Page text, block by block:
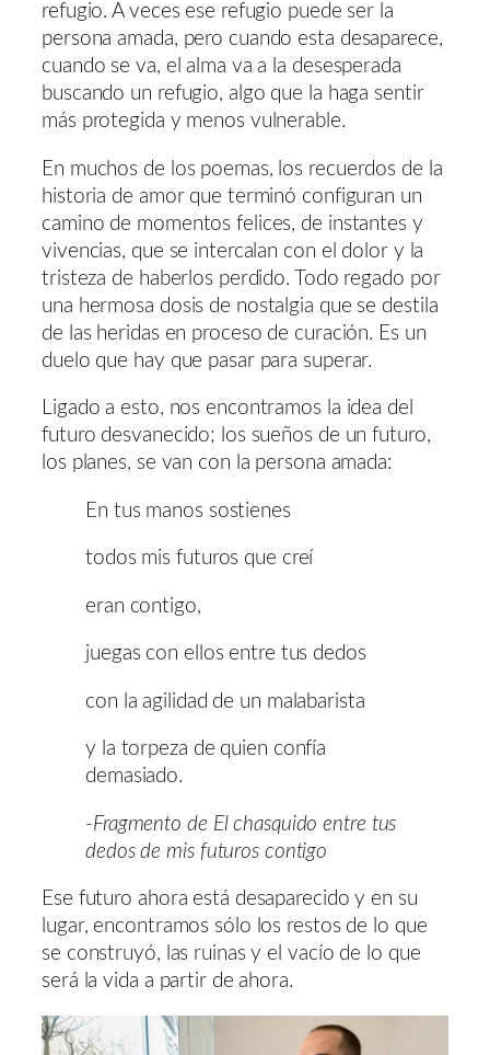
refugio. A veces ese refugio puede ser la
persona amada, pero cuando esta desaparece,
cuando se va, el alma va a la desesperada
buscando un refugio, algo que la haga sentir
más protegida y menos vulnerable.
En muchos de los poemas, los recuerdos de la
historia de amor que terminó configuran un
camino de momentos felices, de instantes y
vivencias, que se intercalan con el dolor y la
tristeza de haberlos perdido. Todo regado por
una hermosa dosis de nostalgia que se destila
de las heridas en proceso de curación. Es un
duelo que hay que pasar para superar.
Ligado a esto, nos encontramos la idea del
futuro desvanecido; los sueños de un futuro,
los planes, se van con la persona amada:
En tus manos sostienes
todos mis futuros que creí
eran contigo,
juegas con ellos entre tus dedos
con la agilidad de un malabarista
y la torpeza de quien confía
demasiado.
-Fragmento de El chasquido entre tus
dedos de mis futuros contigo
Ese futuro ahora está desaparecido y en su
lugar, encontramos sólo los restos de lo que
se construyó, las ruinas y el vacío de lo que
será la vida a partir de ahora.